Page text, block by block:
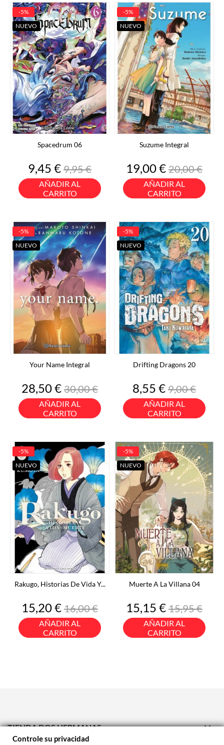
Spacedrum 06
Precio
9,45 €Precio
base
9,95 €
AÑADIR AL
CARRITO
-5%
NUEVO
Suzume Integral
Precio
19,00 €Precio
base
20,00 €
AÑADIR AL
CARRITO
-5%
NUEVO
Your Name Integral
Precio
28,50 €Precio
base
30,00 €
AÑADIR AL
CARRITO
-5%
NUEVO
Drifting Dragons 20
Precio
8,55 €Precio
base
9,00 €
AÑADIR AL
CARRITO
-5%
NUEVO
Rakugo, Historias De Vida Y...
Precio
15,20 €Precio
base
16,00 €
AÑADIR AL
CARRITO
-5%
NUEVO
Muerte A La Villana 04
Precio
15,15 €Precio
base
15,95 €
AÑADIR AL
CARRITO
-5%
NUEVO
TIENDA DOS HERMANAS

Controle su privacidad